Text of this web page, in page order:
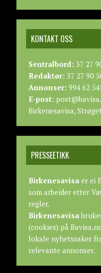
KONTAKT OSS
Sentralbord:37 27
Redaktør:37 27 90
Annonser:994 62
E-post:
Birkenesavisa,
PRESSEETIKK
Birkenesavisaer ei
som arbeider etter
regler.
Birkenesavisa
(cookies) på
lokale nyhetssaker
relevante annonser.